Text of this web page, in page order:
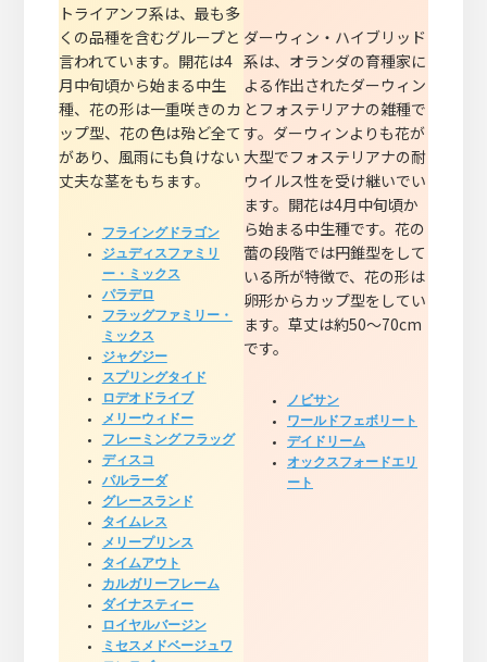
トライアンフ系は、最も多
くの品種を含むグループと
言われています。開花は4
月中旬頃から始まる中生
種、花の形は一重咲きのカ
ップ型、花の色は殆ど全て
があり、風雨にも負けない
丈夫な茎をもちます。
フライングドラゴン
ジュディスファミリ
ー・ミックス
パラデロ
フラッグファミリー・
ミックス
ジャグジー
スプリングタイド
ロデオドライブ
メリーウィドー
フレーミング フラッグ
ディスコ
パルラーダ
グレースランド
タイムレス
メリープリンス
タイムアウト
カルガリーフレーム
ダイナスティー
ロイヤルバージン
ミセスメドベージュワ
ダーウィン・ハイブリッド
系は、オランダの育種家に
よる作出されたダーウィン
とフォステリアナの雑種で
す。ダーウィンよりも花が
大型でフォステリアナの耐
ウイルス性を受け継いでい
ます。開花は4月中旬頃か
ら始まる中生種です。花の
蕾の段階では円錐型をして
いる所が特徴で、花の形は
卵形からカップ型をしてい
ます。草丈は約50～70cm
です。
ノビサン
ワールドフェボリート
デイドリーム
オックスフォードエリ
ート